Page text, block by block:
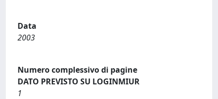
Data
2003
Numero complessivo di pagine
DATO PREVISTO SU LOGINMIUR
1